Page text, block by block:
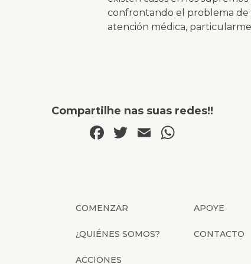
confrontando el problema de
atención médica,
Compartilhe nas suas redes!!
Facebook
Twitter
Email
COMENZAR
¿QUIÉNES SOMOS?
ACCIONES
APOYE
CONTACTO